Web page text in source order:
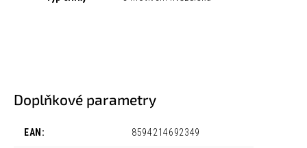
Doplňkové parametry
EAN : 8594214692349